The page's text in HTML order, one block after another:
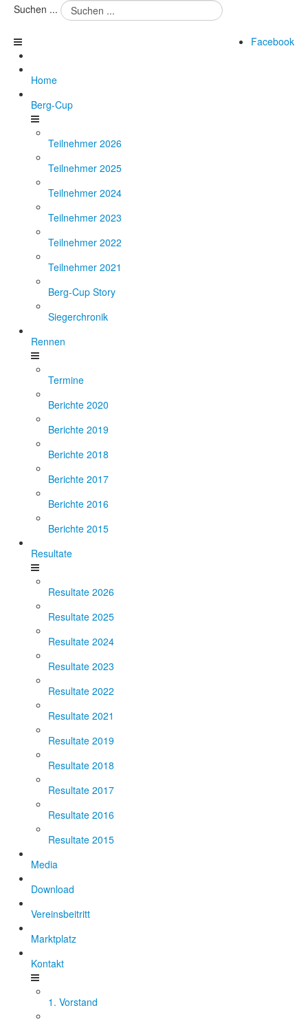
Suchen ...
Facebook
Home
Berg-Cup
Teilnehmer 2026
Teilnehmer 2025
Teilnehmer 2024
Teilnehmer 2023
Teilnehmer 2022
Teilnehmer 2021
Berg-Cup Story
Siegerchronik
Rennen
Termine
Berichte 2020
Berichte 2019
Berichte 2018
Berichte 2017
Berichte 2016
Berichte 2015
Resultate
Resultate 2026
Resultate 2025
Resultate 2024
Resultate 2023
Resultate 2022
Resultate 2021
Resultate 2019
Resultate 2018
Resultate 2017
Resultate 2016
Resultate 2015
Media
Download
Vereinsbeitritt
Marktplatz
Kontakt
1. Vorstand